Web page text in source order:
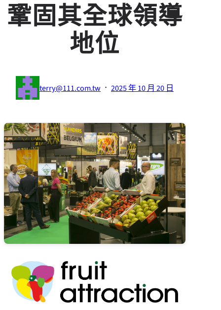
鞏固其全球領導
地位
terry@111.com.tw · 2025 年 10 月 20 日